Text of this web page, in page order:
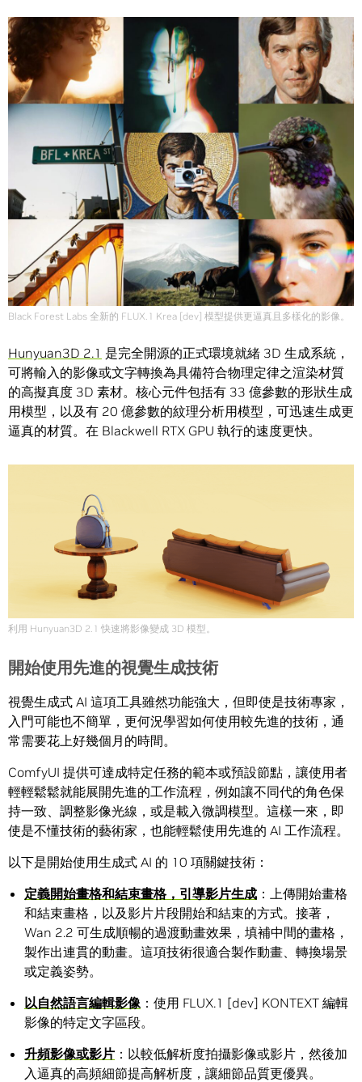
Black Forest Labs 全新的 FLUX.1 Krea [dev] 模型提供更逼真且多樣化的影像。
Hunyuan3D 2.1 是完全開源的正式環境就緒 3D 生成系統，
可將輸入的影像或文字轉換為具備符合物理定律之渲染材質
的高擬真度 3D 素材。核心元件包括有 33 億參數的形狀生成
用模型，以及有 20 億參數的紋理分析用模型，可迅速生成更
逼真的材質。在 Blackwell RTX GPU 執行的速度更快。
利用 Hunyuan3D 2.1 快速將影像變成 3D 模型。
開始使用先進的視覺生成技術
視覺生成式 AI 這項工具雖然功能強大，但即使是技術專家，
入門可能也不簡單，更何況學習如何使用較先進的技術，通
常需要花上好幾個月的時間。
ComfyUI 提供可達成特定任務的範本或預設節點，讓使用者
輕輕鬆鬆就能展開先進的工作流程，例如讓不同代的角色保
持一致、調整影像光線，或是載入微調模型。這樣一來，即
使是不懂技術的藝術家，也能輕鬆使用先進的 AI 工作流程。
以下是開始使用生成式 AI 的 10 項關鍵技術：
定義開始畫格和結束畫格，引導影片生成 ：上傳開始畫格
和結束畫格，以及影片片段開始和結束的方式。接著，
Wan 2.2 可生成順暢的過渡動畫效果，填補中間的畫格，
製作出連貫的動畫。這項技術很適合製作動畫、轉換場景
或定義姿勢。
以自然語言編輯影像 ：使用 FLUX.1 [dev] KONTEXT 編輯
影像的特定文字區段。
升頻影像或影片 ：以較低解析度拍攝影像或影片，然後加
入逼真的高頻細節提高解析度，讓細節品質更優異。